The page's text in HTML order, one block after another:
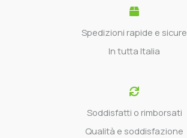
Spedizioni rapide e sicure
In tutta Italia
Soddisfatti o rimborsati
Qualità e soddisfazione